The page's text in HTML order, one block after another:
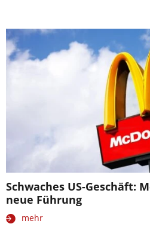
Schwaches US-Geschäft:
neue Führung
mehr